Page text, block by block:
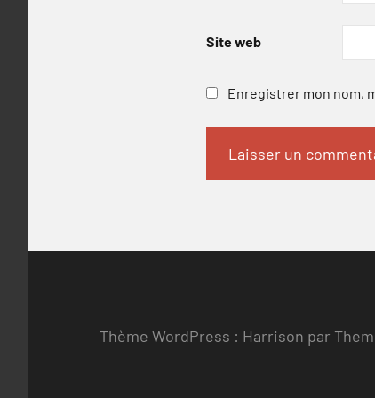
Site web
Enregistrer mon nom,
Thème WordPress : Harrison par